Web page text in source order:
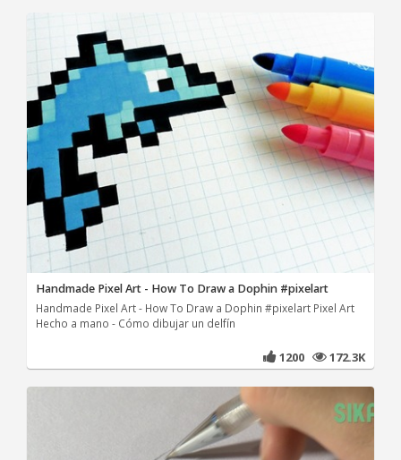
Handmade Pixel Art - How To Draw a Dophin #pixelart
Handmade Pixel Art - How To Draw a Dophin #pixelart Pixel Art
Hecho a mano - Cómo dibujar un delfín
1200 172.3K